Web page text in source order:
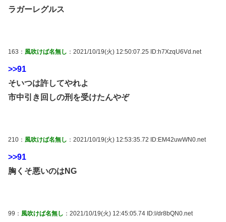
ラガーレグルス
163： 風吹けば名無し ：2021/10/19(火) 12:50:07.25 ID:h7XzqU6Vd.net
>>91
そいつは許してやれよ
市中引き回しの刑を受けたんやぞ
210： 風吹けば名無し ：2021/10/19(火) 12:53:35.72 ID:EM42uwWN0.net
>>91
胸くそ悪いのはNG
99： 風吹けば名無し ：2021/10/19(火) 12:45:05.74 ID:l/dr8bQN0.net